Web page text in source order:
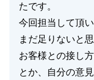
たです。
今回担当して頂
まだ足りないと思
お客様との接し
とか、自分の意